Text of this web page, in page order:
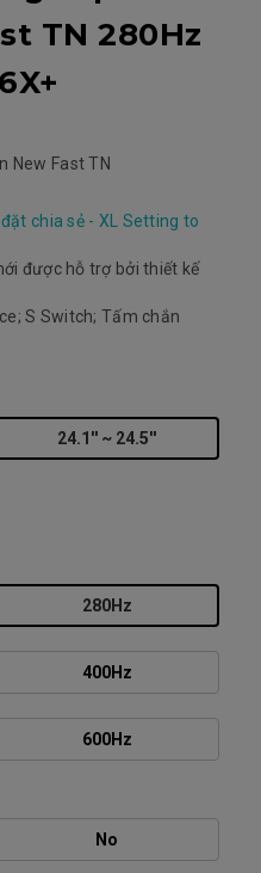
TN 280Hz
New Fast TN
chia sẻ - XL Setting to
được hỗ trợ bởi thiết kế
S Switch; Tấm chắn
24.1'' ~ 24.5''
280Hz
400Hz
600Hz
No